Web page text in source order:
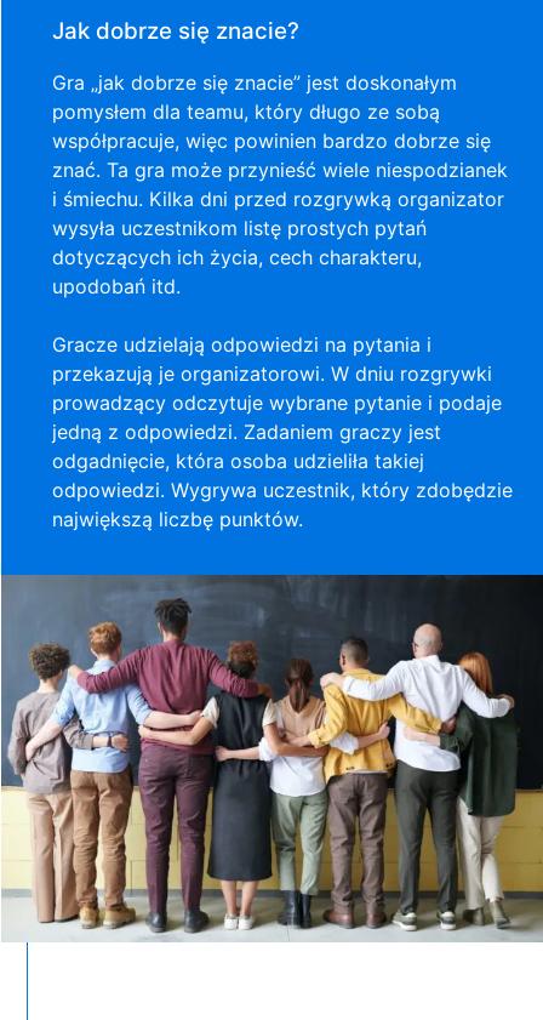
Jak dobrze się znacie?
Gra „jak dobrze się znacie” jest doskonałym
pomysłem dla teamu, który długo ze sobą
współpracuje, więc powinien bardzo dobrze się
znać. Ta gra może przynieść wiele niespodzianek
i śmiechu. Kilka dni przed rozgrywką organizator
wysyła uczestnikom listę prostych pytań
dotyczących ich życia, cech charakteru,
upodobań itd.
Gracze udzielają odpowiedzi na pytania i
przekazują je organizatorowi. W dniu rozgrywki
prowadzący odczytuje wybrane pytanie i podaje
jedną z odpowiedzi. Zadaniem graczy jest
odgadnięcie, która osoba udzieliła takiej
odpowiedzi. Wygrywa uczestnik, który zdobędzie
największą liczbę punktów.